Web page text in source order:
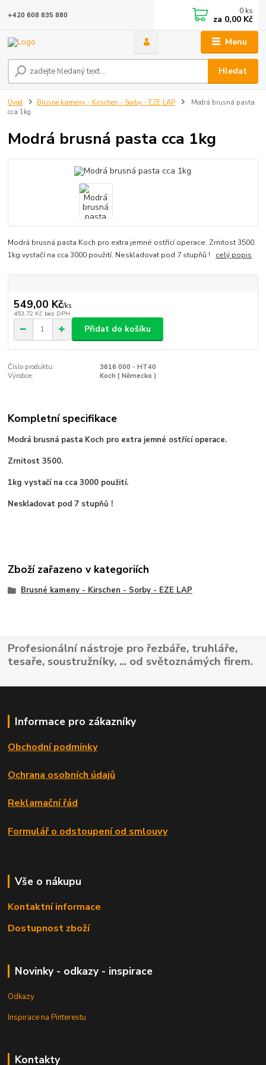
Menu
Hledat
+420 608 835 880 0 ks
za 0,00 Kč
Úvod Brusné kameny - Kirschen - Sorby - EZE LAP
Modrá brusná pasta
cca 1kg
Modrá brusná pasta cca 1kg
Modrá brusná pasta Koch pro extra jemné ostřící operace. Zrnitost 3500.
1kg vystačí na cca 3000 použití. Neskladovat pod 7 stupňů ! celý popis
549,00 Kč/ks
453,72 Kč bez DPH
Přidat do košíku
Číslo produktu:
3616 000 - HT40
Výrobce:
Koch ( Německo )
Kompletní specifikace
Modrá brusná pasta Koch pro extra jemné ostřící operace.
Zrnitost 3500.
1kg vystačí na cca 3000 použití.
Neskladovat pod 7 stupňů !
Zboží zařazeno v kategoriích
Brusné kameny - Kirschen - Sorby - EZE LAP
Profesionální nástroje pro řezbáře, truhláře,
tesaře, soustružníky, ... od světoznámých firem.
Informace pro zákazníky
Obchodní podmínky
Ochrana osobních údajů
Reklamační řád
Formulář o odstoupení od smlouvy
Vše o nákupu
Kontaktní informace
Dostupnost zboží
Novinky - odkazy - inspirace
Odkazy
Inspirace na Pinterestu
Kontakty